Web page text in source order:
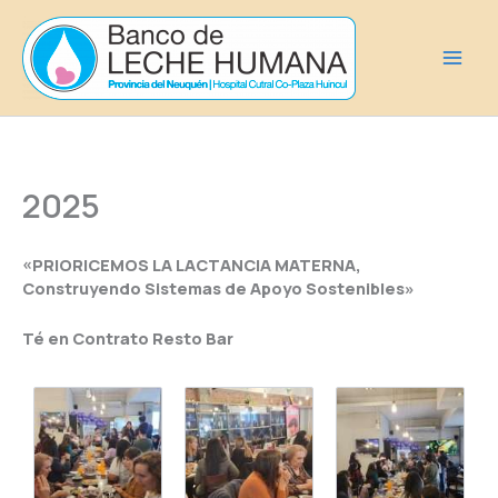
contenido
2025
«PRIORICEMOS LA LACTANCIA MATERNA,
Construyendo Sistemas de Apoyo Sostenibles»
Té en Contrato Resto Bar